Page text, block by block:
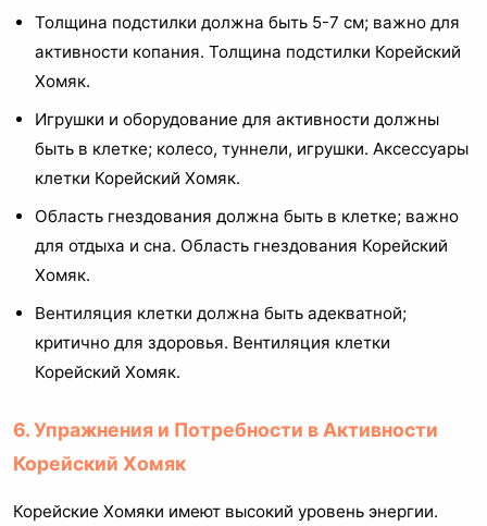
Толщина подстилки должна быть 5-7 см; важно для
активности копания. Толщина подстилки Корейский
Хомяк.
Игрушки и оборудование для активности должны
быть в клетке; колесо, туннели, игрушки. Аксессуары
клетки Корейский Хомяк.
Область гнездования должна быть в клетке; важно
для отдыха и сна. Область гнездования Корейский
Хомяк.
Вентиляция клетки должна быть адекватной;
критично для здоровья. Вентиляция клетки
Корейский Хомяк.
6. Упражнения и Потребности в Активности
Корейский Хомяк
Корейские Хомяки имеют высокий уровень энергии.